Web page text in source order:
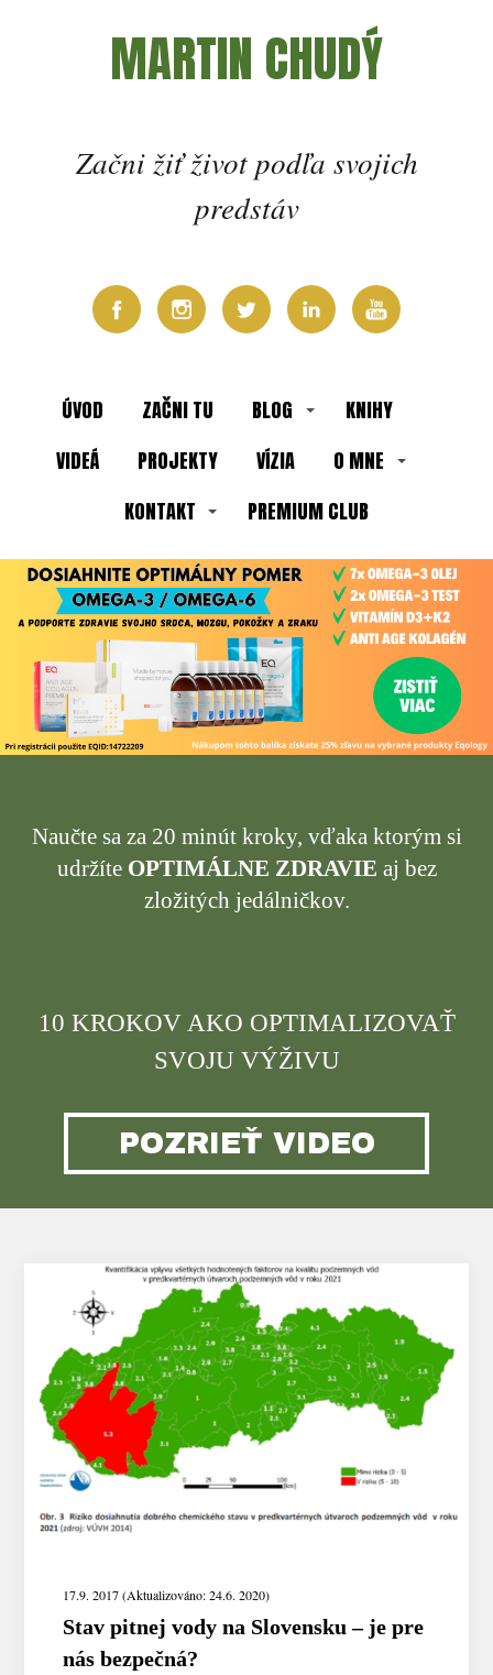
MARTIN CHUDÝ
Začni žiť život podľa svojich
predstáv
ÚVOD ZAČNI TU BLOG
KNIHY
VIDEÁ
PROJEKTY VÍZIA
O MNE
KONTAKT
PREMIUM CLUB
Naučte sa za 20 minút kroky, vďaka ktorým si
udržíte OPTIMÁLNE ZDRAVIE aj bez
zložitých jedálničkov.
10 KROKOV AKO OPTIMALIZOVAŤ
SVOJU VÝŽIVU
POZRIEŤ VIDEO
17.9. 2017 (Aktualizováno: 24.6. 2020)
Stav pitnej vody na Slovensku – je pre
nás bezpečná?